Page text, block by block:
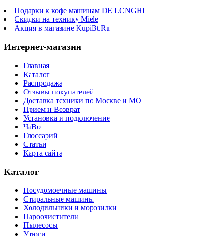
Подарки к кофе машинам DE LONGHI
Скидки на технику Miele
Акция в магазине KupiBt.Ru
Интернет-магазин
Главная
Каталог
Распродажа
Отзывы покупателей
Доставка техники по Москве и МО
Прием и Возврат
Установка и подключение
ЧаВо
Глоссарий
Статьи
Карта сайта
Каталог
Посудомоечные машины
Стиральные машины
Холодильники и морозилки
Пароочистители
Пылесосы
Утюги